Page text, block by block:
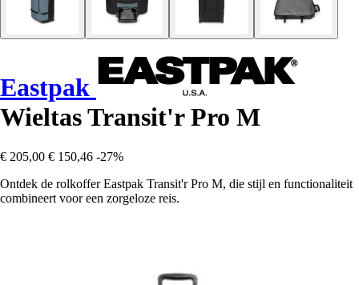
Eastpak
Wieltas Transit'r Pro M
€ 205,00 € 150,46 -27%
Ontdek de rolkoffer Eastpak Transit'r Pro M, die stijl en functionaliteit
combineert voor een zorgeloze reis.